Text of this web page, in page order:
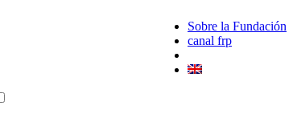
Sobre la Fundación
canal frp